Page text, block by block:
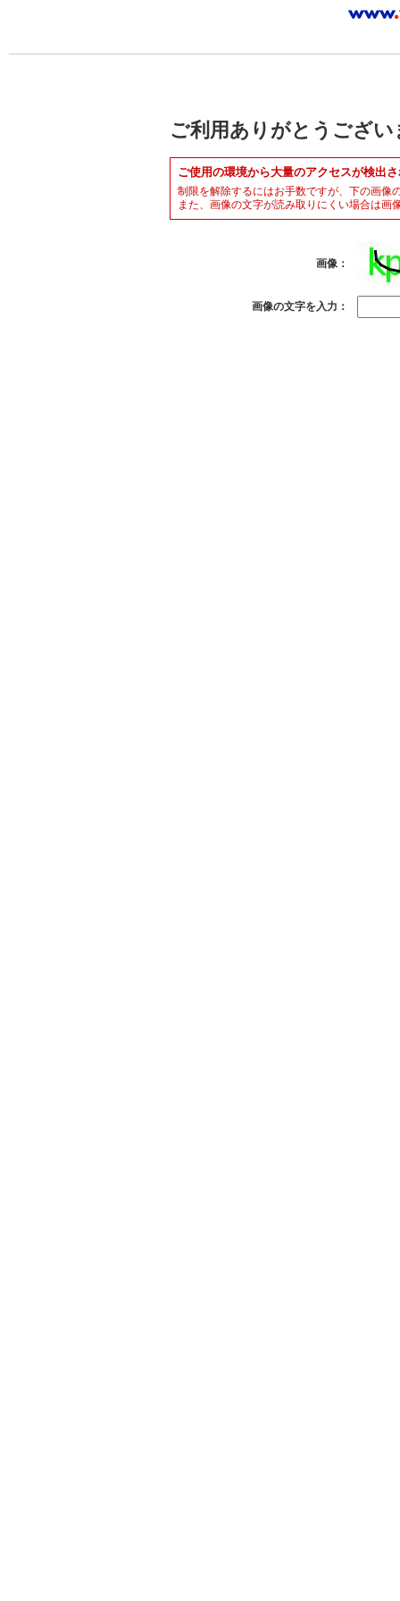
ご利用ありがとうござい
ご使用の環境から大量のアクセスが検出
制限を解除するにはお手数ですが、下の画像
また、画像の文字が読み取りにくい場合は画
画像：
画像の文字を入力：